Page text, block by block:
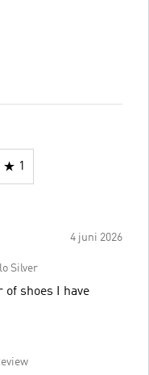
1
4 juni 2026
Silver
shoes I have